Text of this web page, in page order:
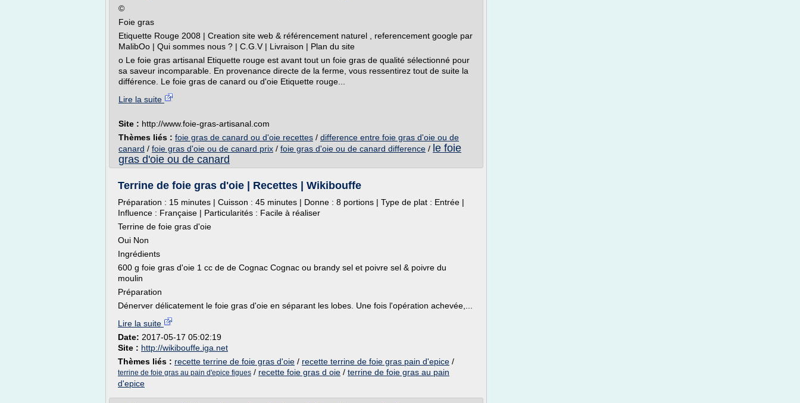
©
Foie gras
Etiquette Rouge 2008 | Creation site web & référencement naturel , referencement google par
MalibOo | Qui sommes nous ? | C.G.V | Livraison | Plan du site
o Le foie gras artisanal Etiquette rouge est avant tout un foie gras de qualité sélectionné pour
sa saveur incomparable. En provenance directe de la ferme, vous ressentirez tout de suite la
différence. Le foie gras de canard ou d'oie Etiquette rouge...
Lire la suite
Site : http://www.foie-gras-artisanal.com
Thèmes liés : foie gras de canard ou d'oie recettes / difference entre foie gras d'oie ou de
canard / foie gras d'oie ou de canard prix / foie gras d'oie ou de canard difference / le foie
gras d'oie ou de canard
Terrine de foie gras d'oie | Recettes | Wikibouffe
Préparation : 15 minutes | Cuisson : 45 minutes | Donne : 8 portions | Type de plat : Entrée |
Influence : Française | Particularités : Facile à réaliser
Terrine de foie gras d'oie
Oui Non
Ingrédients
600 g foie gras d'oie 1 cc de de Cognac Cognac ou brandy sel et poivre sel & poivre du
moulin
Préparation
Dénerver délicatement le foie gras d'oie en séparant les lobes. Une fois l'opération achevée,...
Lire la suite
Date: 2017-05-17 05:02:19
Site : http://wikibouffe.iga.net
Thèmes liés : recette terrine de foie gras d'oie / recette terrine de foie gras pain d'epice /
terrine de foie gras au pain d'epice figues / recette foie gras d oie / terrine de foie gras au pain
d'epice